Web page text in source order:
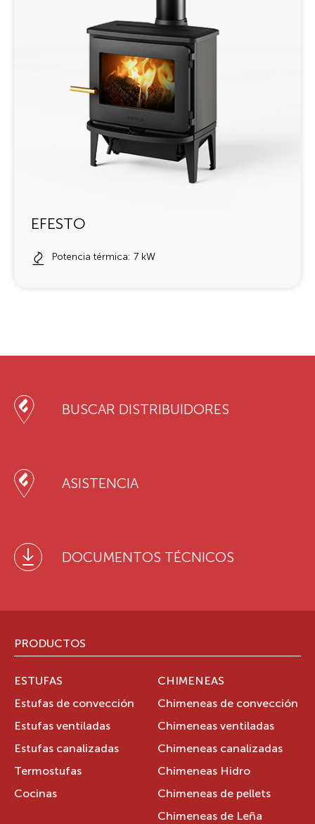
EFESTO
Potencia térmica: 7 kW
BUSCAR DISTRIBUIDORES
ASISTENCIA
DOCUMENTOS TÉCNICOS
PRODUCTOS
ESTUFAS
Estufas de convección
Estufas ventiladas
Estufas canalizadas
Termostufas
Cocinas
CHIMENEAS
Chimeneas de convección
Chimeneas ventiladas
Chimeneas canalizadas
Chimeneas Hidro
Chimeneas de pellets
Chimeneas de Leña